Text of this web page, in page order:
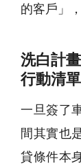
的客戶」
洗白計
行動清單
一旦簽了
間其實也
貸條件本